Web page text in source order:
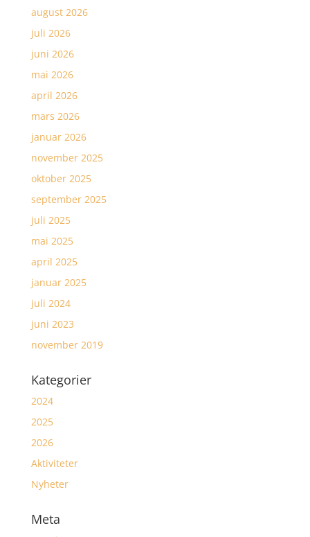
august 2026
juli 2026
juni 2026
mai 2026
april 2026
mars 2026
januar 2026
november 2025
oktober 2025
september 2025
juli 2025
mai 2025
april 2025
januar 2025
juli 2024
juni 2023
november 2019
Kategorier
2024
2025
2026
Aktiviteter
Nyheter
Meta